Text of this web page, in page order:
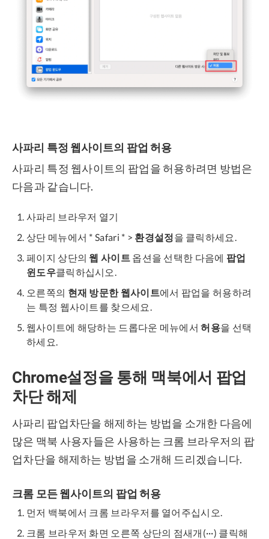
사파리 특정 웹사이트의 팝업 허용
사파리 특정 웹사이트의 팝업을 허용하려면 방법은
다음과 같습니다.
사파리 브라우저 열기
상단 메뉴에서 * Safari * > 환경설정을 클릭하세요.
페이지 상단의 웹 사이트 옵션을 선택한 다음에 팝업
윈도우클릭하십시오.
오른쪽의 현재 방문한 웹사이트에서 팝업을 허용하려
는 특정 웹사이트를 찾으세요.
웹사이트에 해당하는 드롭다운 메뉴에서허용을 선택
하세요.
Chrome설정을 통해 맥북에서 팝업
차단 해제
사파리 팝업차단을 해제하는 방법을 소개한 다음에
많은 맥북 사용자들은 사용하는 크롬 브라우저의 팝
업차단을 해제하는 방법을 소개해 드리겠습니다.
크롬 모든 웹사이트의 팝업 허용
먼저 백북에서 크롬 브라우저를 열어주십시오.
크롬 브라우저 화면 오른쪽 상단의 점새개(···) 클릭해